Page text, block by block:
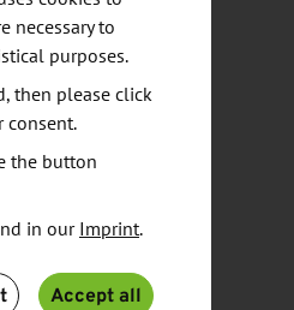
necessary to
purposes.
then please click
consent.
the button
in our Imprint.
Accept all